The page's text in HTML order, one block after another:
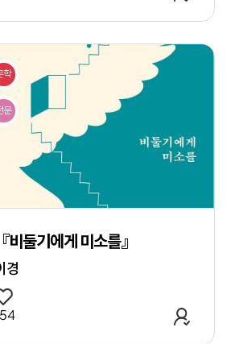
학
문
『비둘기에게 미소를』
경
54